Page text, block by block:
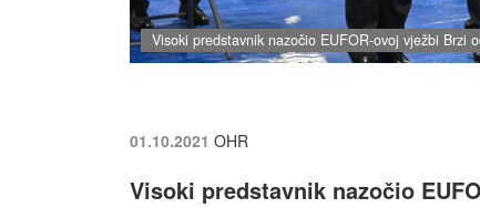
Visoki predstavnik nazočio EUFOR-ovoj vježbi Brzi
01.10.2021 OHR
Visoki predstavnik nazočio